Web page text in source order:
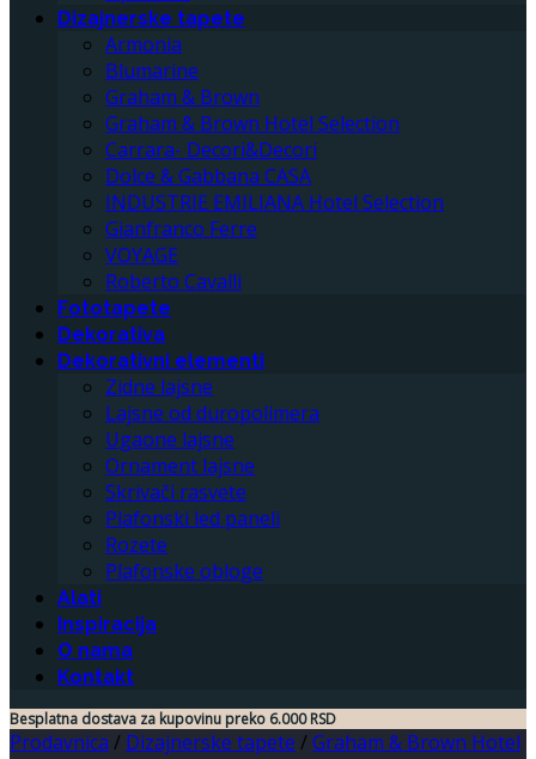
Dizajnerske tapete
Armonia
Blumarine
Graham & Brown
Graham & Brown Hotel Selection
Carrara- Decori&Decori
Dolce & Gabbana CASA
INDUSTRIE EMILIANA Hotel Selection
Gianfranco Ferre
VOYAGE
Roberto Cavalli
Fototapete
Dekorativa
Dekorativni elementi
Zidne lajsne
Lajsne od duropolimera
Ugaone lajsne
Ornament lajsne
Skrivači rasvete
Plafonski led paneli
Rozete
Plafonske obloge
Alati
Inspiracija
O nama
Kontakt
Besplatna dostava za kupovinu preko 6.000 RSD
Prodavnica / Dizajnerske tapete /Graham & Brown Hotel